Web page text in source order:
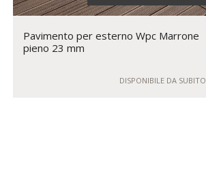
Pavimento per esterno Wpc Marrone
pieno 23 mm
DISPONIBILE DA SUBITO